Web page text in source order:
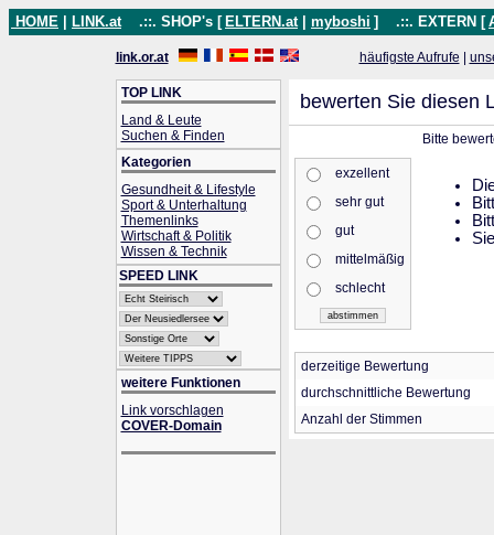
HOME LINK.at .::. SHOP's [ ELTERN.at myboshi ] .::. EXTERN [
link.or.at häufigste Aufrufe
TOP LINK
Land & Leute
Suchen & Finden
Kategorien
Gesundheit & Lifestyle
Sport & Unterhaltung
Themenlinks
Wirtschaft & Politik
Wissen & Technik
SPEED LINK
weitere Funktionen
Link vorschlagen
COVER-Domain
bewerten Sie diesen
Bitte
exzellent
sehr gut
gut
mittelmäßig
schlecht
derzeitige Bewertung
durchschnittliche Bewertung
Anzahl der Stimmen